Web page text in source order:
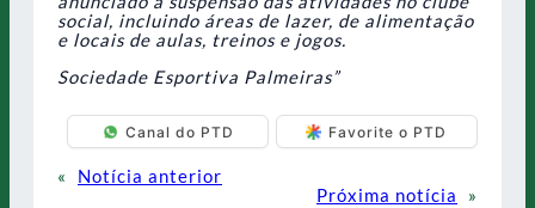
social, incluindo áreas de lazer, de alimentação
e locais de aulas, treinos e jogos.
Sociedade Esportiva Palmeiras”
Canal do PTD Favorite o PTD
«
Notícia anterior
Próxima notícia
»